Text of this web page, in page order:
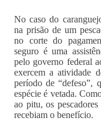
No caso do
na prisão de um
no corte do
seguro é uma
pelo governo federal
exercem a atividade
período de “defeso”,
espécie é vetada.
ao pitu, os
recebiam o benefício.